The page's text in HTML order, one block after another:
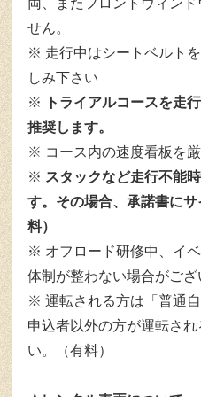
せん。
走行中はシートベルト
しみ下さい
トライアルコースを走
推奨します。
コース内の速度看板を厳
スタックなど走行不能
す。その場合、承諾書に
料）
オフロード研修中、イ
体制が整わない場合がござ
運転される方は「普通
申込者以外の方が運転さ
い。（有料）